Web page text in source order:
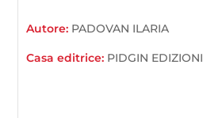
Autore: PADOVAN ILARIA
Casa editrice: PIDGIN EDIZIONI